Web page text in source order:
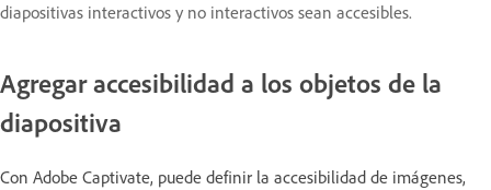
diapositivas interactivos y no interactivos sean accesibles.
Agregar accesibilidad a los objetos de la
diapositiva
Con Adobe Captivate, puede definir la accesibilidad de imágenes,